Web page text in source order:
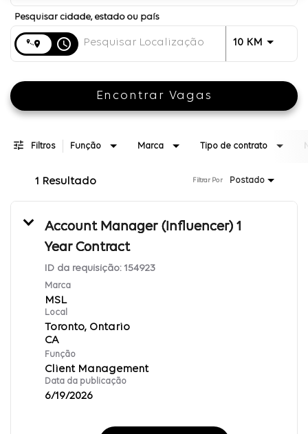
access_time 10 KM
Encontrar Vagas
Filtros Função Marca Tipo de contrato
1 Resultado Postado
Filtrar Por
Account Manager (Influencer) 1
Year Contract
ID da requisição: 154923
Marca
MSL
Local
Toronto, Ontario
Função
Client Management
Data da publicação
6/19/2026